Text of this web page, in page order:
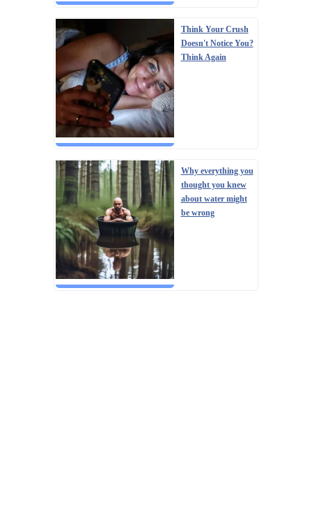
Think Your Crush
Doesn't Notice You?
Think Again
Why everything you
thought you knew
about water might
be wrong